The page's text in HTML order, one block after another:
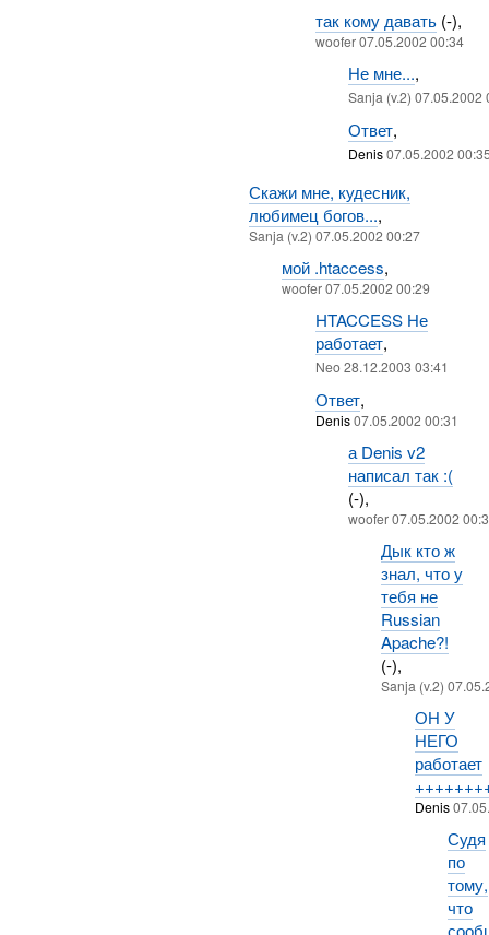
так кому давать(-),
woofer 07.05.2002 00:34
Не мне...,
Sanja (v.2) 07.05.2002
Ответ,
Denis07.05.2002
Скажи мне, кудесник,
любимец богов...,
Sanja (v.2) 07.05.2002 00:27
мой .htaccess,
woofer 07.05.2002 00:29
HTACCESS Не
работает,
Neo 28.12.2003 03:41
Ответ,
Denis07.05.2002 00:31
а Denis v2
написал так :(
(-),
woofer 07.05.2002
Дык кто ж
знал, что у
тебя не
Russian
Apache?!
(-),
Sanja (v.2)
ОН У
НЕГО
работает
Denis
Судя
по
тому,
что